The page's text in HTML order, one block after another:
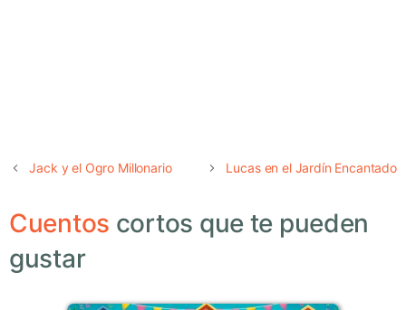
Jack y el Ogro Millonario Lucas en el Jardín Encantado
Cuentos cortos que te pueden
gustar